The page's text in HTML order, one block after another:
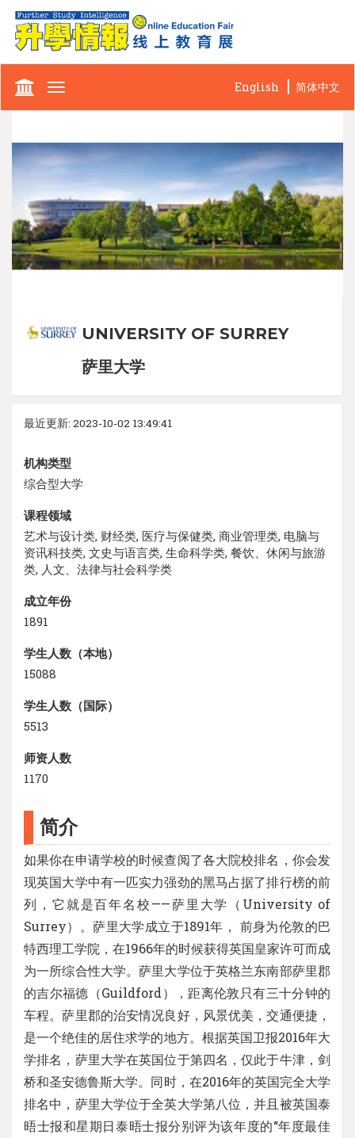
Toggle
English 简体中文
UNIVERSITY OF SURREY
萨里大学
最近更新: 2023-10-02 13:49:41
机构类型
综合型大学
课程领域
艺术与设计类, 财经类, 医疗与保健类, 商业管理类, 电脑与
资讯科技类, 文史与语言类, 生命科学类, 餐饮、休闲与旅游
类, 人文、法律与社会科学类
成立年份
1891
学生人数（本地）
15088
学生人数（国际）
5513
师资人数
1170
简介
如果你在申请学校的时候查阅了各大院校排名，你会发
现英国大学中有一匹实力强劲的黑马占据了排行榜的前
列，它就是百年名校——萨里大学（University of
Surrey）。萨里大学成立于1891年， 前身为伦敦的巴
特西理工学院，在1966年的时候获得英国皇家许可而成
为一所综合性大学。萨里大学位于英格兰东南部萨里郡
的吉尔福德（Guildford），距离伦敦只有三十分钟的
车程。萨里郡的治安情况良好，风景优美，交通便捷，
是一个绝佳的居住求学的地方。根据英国卫报2016年大
学排名，萨里大学在英国位于第四名，仅此于牛津，剑
桥和圣安德鲁斯大学。同时，在2016年的英国完全大学
排名中，萨里大学位于全英大学第八位，并且被英国泰
晤士报和星期日泰晤士报分别评为该年度的“年度最佳